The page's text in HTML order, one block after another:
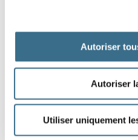
Autoriser
Autoriser
Utiliser uniquement